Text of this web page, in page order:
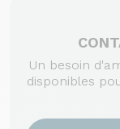
Un besoin
disponibles